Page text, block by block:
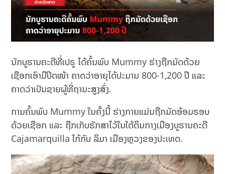
ນັກບູຮານຄະດີທີ່ເປຣູ ໄດ້ຄົ້ນພົບ Mummy ຮ່າງຖືກມັດດ້ວຍ
ເຊືອກເອົາມືປິດໜ້າ ຄາດວ່າອາຍຸໄດ້ປະມານ 800-1,200 ປີ ແລະ
ຄາດວ່າເປັນຊາຍຜູ້ທີ່ຖານະສູງສົ່ງ.
ການຄົ້ນພົບ Mummy ໃນຄັ້ງນີ້ ຮ່າງກາຍແມ່ນຖືກມັດອ້ອມຮອບ
ດ້ວຍເຊືອກ ແລະ ຖືກເກັບຮັກສາໄວ້ໃນໃຕ້ດິນກາງເມືອງບູຮານຄະດີ
Cajamarquilla ໃກ້ກັບ ລິມາ ເມືອງຫຼວງຂອງປະເທດ.